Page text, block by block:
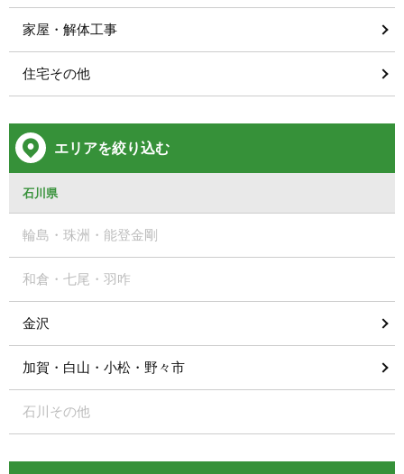
家屋・解体工事
住宅その他
エリアを絞り込む
石川県
輪島・珠洲・能登金剛
和倉・七尾・羽咋
金沢
加賀・白山・小松・野々市
石川その他